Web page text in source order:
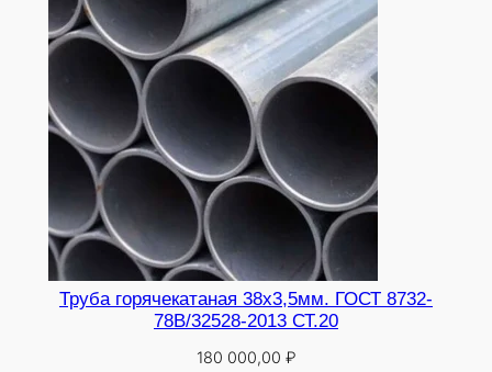
Труба горячекатаная 38х3,5мм. ГОСТ 8732-
78В/32528-2013 СТ.20
180 000,00 ₽